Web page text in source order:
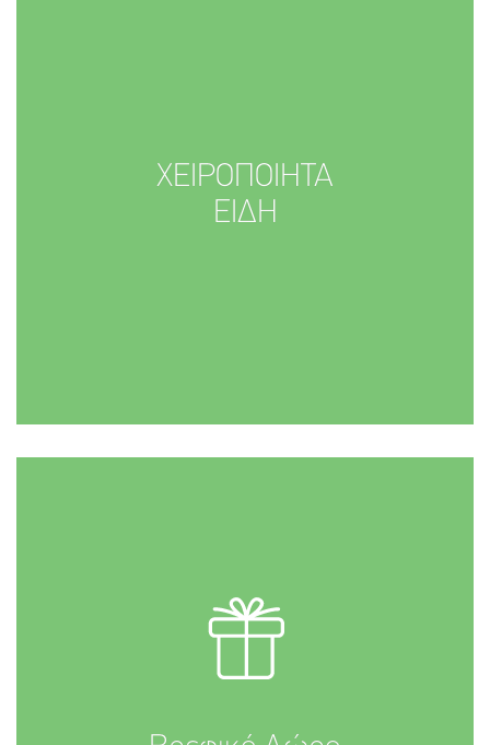
ΧΕΙΡΟΠΟΙΗΤΑ
ΕΙΔΗ